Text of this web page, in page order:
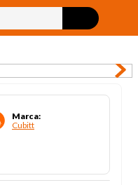
Marca:
Cubitt